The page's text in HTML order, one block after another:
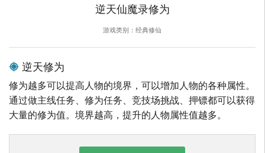
逆天仙魔录修为
游戏类别：经典修仙
逆天修为
修为越多可以提高人物的境界，可以增加人物的各种属性。
通过做主线任务、修为任务、竞技场挑战、押镖都可以获得
大量的修为值。境界越高，提升的人物属性值越多。